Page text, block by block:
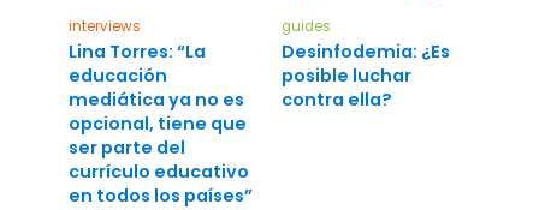
interviews
Lina Torres: “La
educación
mediática ya no es
opcional, tiene que
ser parte del
currículo educativo
en todos los países”
guides
Desinfodemia: ¿Es
posible luchar
contra ella?